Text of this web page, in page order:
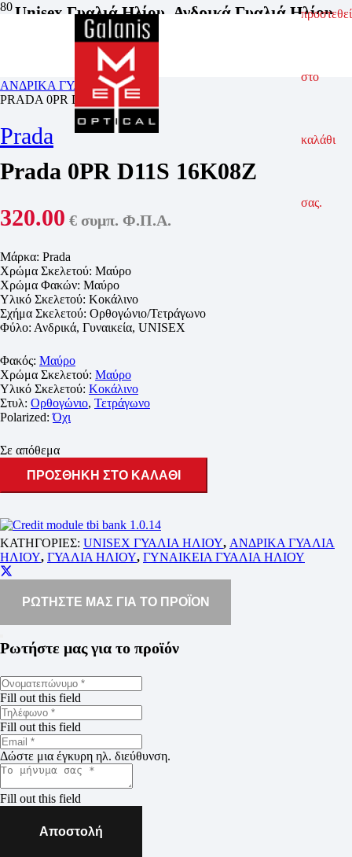
προστεθεί
στο
καλάθι
σας.
Unisex Γυαλιά Ηλίου Ανδρικά Γυαλιά Ηλίου,
Γυαλιά Ηλίου,Γυναικεία Γυαλιά Ηλίου
ΑΝΔΡΙΚΑ ΓΥΑΛΙΑ ΗΛΙΟΥ
PRADA 0PR D11S 16K08Z
Prada
Prada 0PR D11S 16K08Z
320.00 € συμπ. Φ.Π.Α.
Μάρκα: Prada
Χρώμα Σκελετού: Μαύρο
Χρώμα Φακών: Μαύρο
Υλικό Σκελετού: Κοκάλινο
Σχήμα Σκελετού: Ορθογώνιο/Τετράγωνο
Φύλο: Ανδρικά, Γυναικεία, UNISEX
Φακός: Μαύρο
Χρώμα Σκελετού: Μαύρο
Υλικό Σκελετού: Κοκάλινο
Στυλ: Ορθογώνιο, Τετράγωνο
Polarized:Όχι
Σε απόθεμα
ΠΡΟΣΘΗΚΗ ΣΤΟ ΚΑΛΑΘΙ
ΚΑΤΗΓΟΡΙΕΣ: UNISEX ΓΥΑΛΙΑ ΗΛΙΟΥ, ΑΝΔΡΙΚΑ ΓΥΑΛΙΑ
ΗΛΙΟΥ, ΓΥΑΛΙΑ ΗΛΙΟΥ, ΓΥΝΑΙΚΕΙΑ ΓΥΑΛΙΑ ΗΛΙΟΥ
ΡΩΤΗΣΤΕ ΜΑΣ ΓΙΑ ΤΟ ΠΡΟΪΟΝ
Ρωτήστε μας για το προϊόν
Fill out this field
Fill out this field
Δώστε μια έγκυρη ηλ. διεύθυνση.
Fill out this field
Αποστολή